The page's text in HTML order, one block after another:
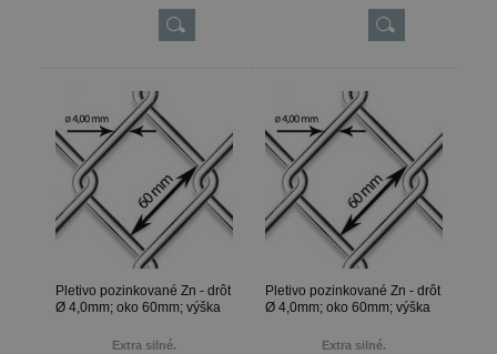
Pletivo pozinkované Zn - drôt
Ø 4,0mm; oko 60mm; výška
Extra silné.
Pletivo pozinkované Zn - drôt
Ø 4,0mm; oko 60mm; výška
Extra silné.